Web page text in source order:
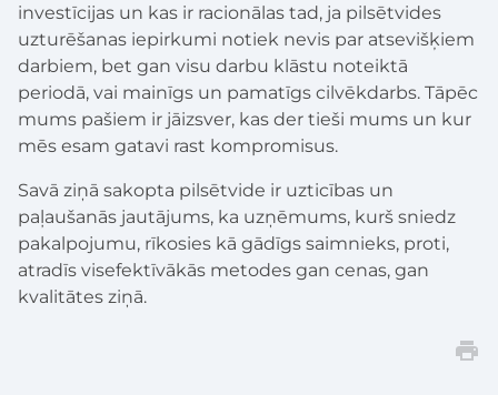
investīcijas un kas ir racionālas tad, ja pilsētvides
uzturēšanas iepirkumi notiek nevis par atsevišķiem
darbiem, bet gan visu darbu klāstu noteiktā
periodā, vai mainīgs un pamatīgs cilvēkdarbs. Tāpēc
mums pašiem ir jāizsver, kas der tieši mums un kur
mēs esam gatavi rast kompromisus.
Savā ziņā sakopta pilsētvide ir uzticības un
paļaušanās jautājums, ka uzņēmums, kurš sniedz
pakalpojumu, rīkosies kā gādīgs saimnieks, proti,
atradīs visefektīvākās metodes gan cenas, gan
kvalitātes ziņā.